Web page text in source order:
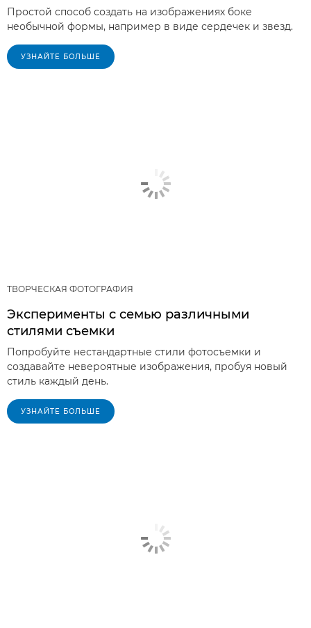
Простой способ создать на изображениях боке
необычной формы, например в виде сердечек и звезд.
УЗНАЙТЕ БОЛЬШЕ
ТВОРЧЕСКАЯ ФОТОГРАФИЯ
Эксперименты с семью различными
стилями съемки
Попробуйте нестандартные стили фотосъемки и
создавайте невероятные изображения, пробуя новый
стиль каждый день.
УЗНАЙТЕ БОЛЬШЕ